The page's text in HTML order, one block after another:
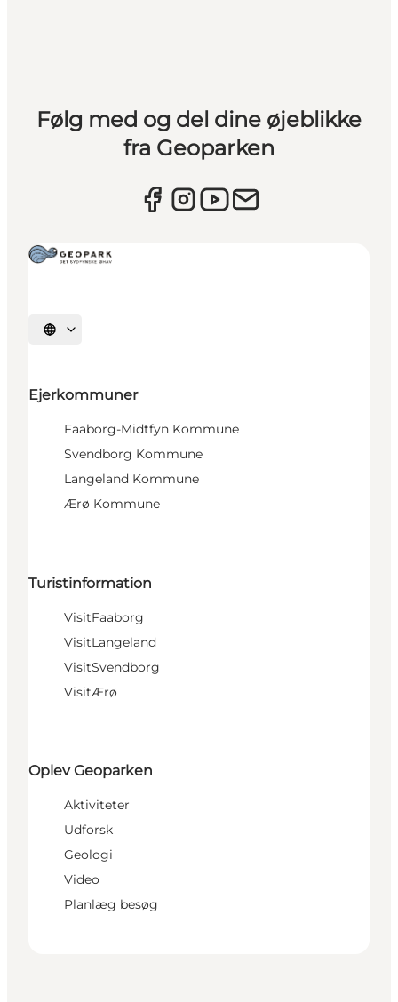
Følg med og del dine øjeblikke
fra Geoparken
Vælg sprog
Ejerkommuner
Faaborg-Midtfyn Kommune
Svendborg Kommune
Langeland Kommune
Ærø Kommune
Turistinformation
VisitFaaborg
VisitLangeland
VisitSvendborg
VisitÆrø
Oplev Geoparken
Aktiviteter
Udforsk
Geologi
Video
Planlæg besøg